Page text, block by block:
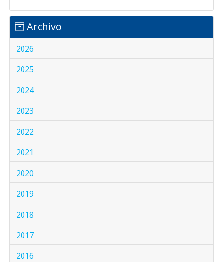
Archivo
2026
2025
2024
2023
2022
2021
2020
2019
2018
2017
2016